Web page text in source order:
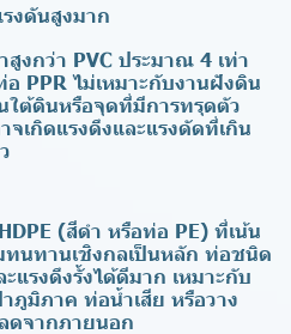
งดันสูงมาก
งกว่า PVC ประมาณ 4 เท่า
PPR ไม่เหมาะกับงานฝังดิน
ใต้ดินหรือจุดที่มีการทรุดตัว
เกิดแรงดึงและแรงดัดที่เกิน
(สีดำ หรือท่อ PE) ที่เน้น
ทนทานเชิงกลเป็นหลัก ท่อชนิด
แรงดึงรั้งได้ดีมาก เหมาะกับ
ภูมิภาค ท่อน้ำเสีย หรือวาง
ดจากภายนอก